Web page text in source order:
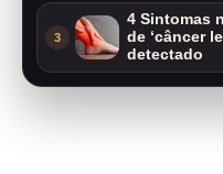
3
4 Sintomas
de ‘câncer
detectado